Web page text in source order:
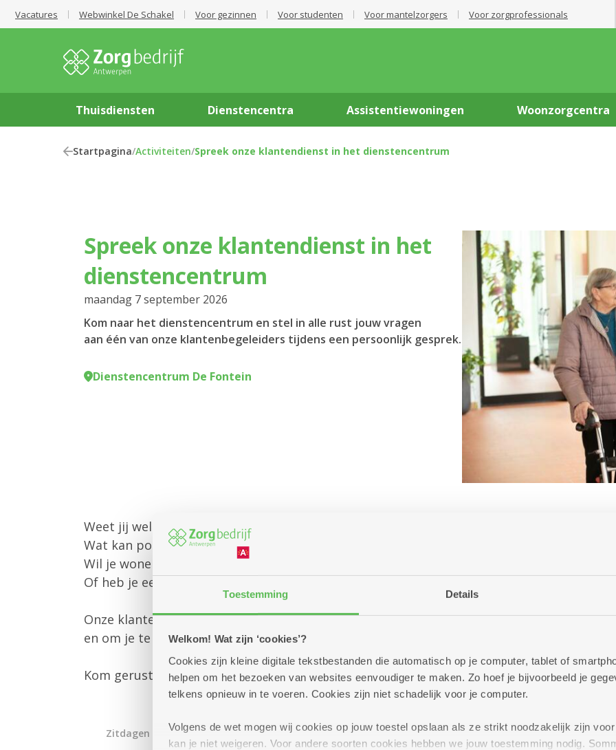
Toestemming Details
Welkom! Wat zijn ‘cookies’?
Cookies zijn kleine digitale tekstbestanden die automatisch op je computer, tablet of
helpen om het bezoeken van websites eenvoudiger te maken. Zo hoef je bijvoorbeeld je
telkens opnieuw in te voeren. Cookies zijn niet schadelijk voor je computer.
Volgens de wet mogen wij cookies op jouw toestel opslaan als ze strikt noodzakelijk zijn
kan je niet weigeren. Voor andere soorten cookies hebben we jouw toestemming nodig.
Vacatures Webwinkel De Schakel Voor gezinnen Voor studenten Voor mantelzorgers Voor zorgprofessionals
Thuisdiensten Dienstencentra Assistentiewoningen Woonzorgcentra
Startpagina/Activiteiten/Spreek onze klantendienst in het dienstencentrum
Spreek onze klantendienst in het
dienstencentrum
maandag 7 september 2026
Kom naar het dienstencentrum en stel in alle rust jouw vragen
aan één van onze klantenbegeleiders tijdens een persoonlijk gesprek.
Dienstencentrum De Fontein
Weet jij welke diensten Zorgbedrijf Antwerpen aanbiedt?
Wat kan poetshulp of gezinszorg voor jou betekenen?
Wil je wonen in een assistentiewoning of woonzorgcentrum?
Of heb je een andere vraag?
Onze klantenbegeleider is er om jou persoonlijk te helpen met al jouw vragen rond
en om je te informeren over alle mogelijkheden die we aanbieden.
Kom gerust langs – we helpen je graag verder!
Zitdagen klantendienst